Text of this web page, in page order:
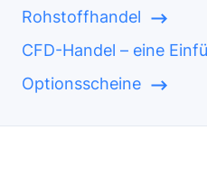
Rohstoffhandel
CFD-Handel – eine
Optionsscheine